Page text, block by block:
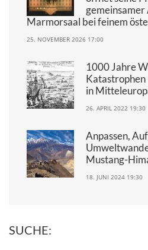
gemeinsamer
Marmorsaal bei feinem
25. NOVEMBER 2026 17:00
1000 Jahre
Katastrophen
in
26. APRIL 2022 19:30
Anpassen,
Mustang-
18. JUNI 2024 19:30
SUCHE: